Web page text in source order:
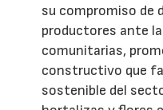
su compromiso de
productores ante
comunitarias,
constructivo que
sostenible del